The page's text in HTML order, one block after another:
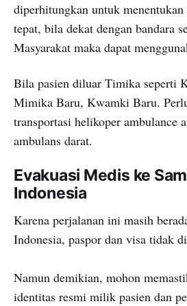
diperhitungkan untuk
tepat, bila dekat dengan bandara
Masyarakat maka dapat
Bila pasien diluar Timika seperti
Mimika Baru, Kwamki Baru.
transportasi helikoper ambulance
ambulans darat.
Evakuasi Medis ke
Indonesia
Karena perjalanan ini masih
Indonesia, paspor dan visa tidak
Namun demikian, mohon
identitas resmi milik pasien dan